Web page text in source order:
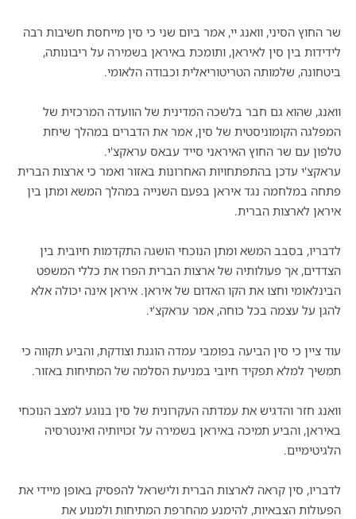
שר החוץ הסיני, וואנג יי, אמר ביום שני כי סין מייחסת חשיבות רבה
לידידות בין סין לאיראן, ותומכת באיראן בשמירה על ריבונותה,
ביטחונה, שלמותה הטריטוריאלית וכבודה הלאומי.
וואנג, שהוא גם חבר בלשכה המדינית של הוועדה המרכזית של
המפלגה הקומוניסטית של סין, אמר את הדברים במהלך שיחת
טלפון עם שר החוץ האיראני סייד עבאס עראקצ'י.
עראקצ'י עדכן בהתפתחויות האחרונות באזור ואמר כי ארצות הברית
פתחה במלחמה נגד איראן בפעם השנייה במהלך המשא ומתן בין
איראן לארצות הברית.
לדבריו, בסבב המשא ומתן הנוכחי הושגה התקדמות חיובית בין
הצדדים, אך פעולותיה של ארצות הברית הפרו את כללי המשפט
הבינלאומי וחצו את הקו האדום של איראן. איראן אינה יכולה אלא
להגן על עצמה בכל כוחה, אמר עראקצ‘י.
עוד ציין כי סין הביעה בפומבי עמדה הוגנת וצודקת, והביע תקווה כי
תמשיך למלא תפקיד חיובי במניעת הסלמה של המתיחות באזור.
וואנג חזר והדגיש את עמדתה העקרונית של סין בנוגע למצב הנוכחי
באיראן, והביע תמיכה באיראן בשמירה על זכויותיה ואינטרסיה
הלגיטימיים.
לדבריו, סין קראה לארצות הברית ולישראל להפסיק באופן מיידי את
הפעולות הצבאיות, להימנע מהחרפת המתיחות ולמנוע את